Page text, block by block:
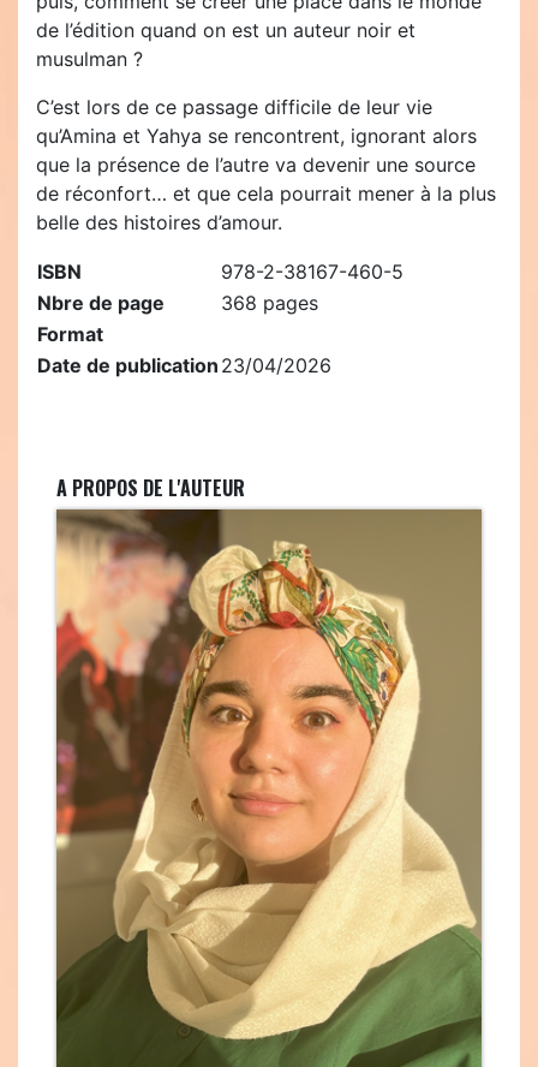
de l’édition quand on est un auteur noir et
musulman ?
C’est lors de ce passage difficile de leur vie
qu’Amina et Yahya se rencontrent, ignorant alors
que la présence de l’autre va devenir une source
de réconfort… et que cela pourrait mener à la plus
belle des histoires d’amour.
ISBN
978-2-38167-460-5
Nbre de page
368 pages
Format
Date de publication 23/04/2026
A PROPOS DE L'AUTEUR